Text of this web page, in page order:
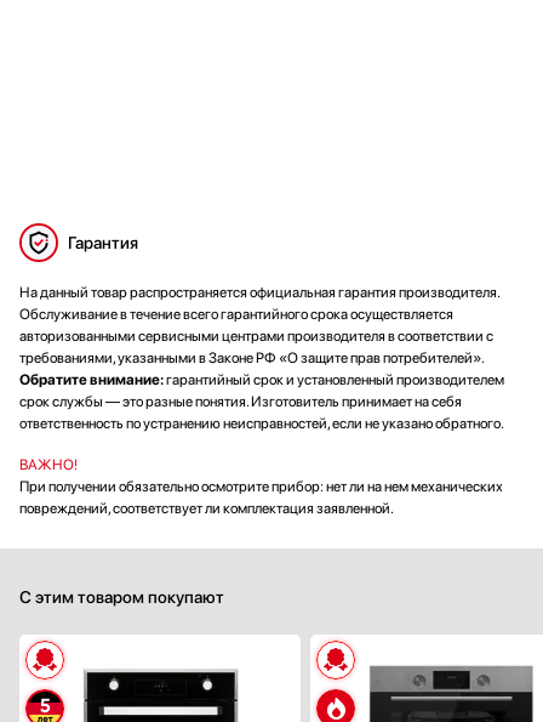
Гарантия
На данный товар распространяется официальная гарантия производителя.
Обслуживание в течение всего гарантийного срока осуществляется
авторизованными сервисными центрами производителя в соответствии с
требованиями, указанными в Законе РФ «О защите прав потребителей».
Обратите внимание:гарантийный срок и установленный производителем
срок службы — это разные понятия. Изготовитель принимает на себя
ответственность по устранению неисправностей, если не указано обратного.
ВАЖНО!
При получении обязательно осмотрите прибор: нет ли на нем механических
повреждений, соответствует ли комплектация заявленной.
С этим товаром покупают
Способ подключения:
Ширина (см):